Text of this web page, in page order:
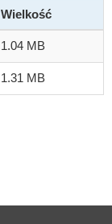
Wielkość
1.04 MB
1.31 MB